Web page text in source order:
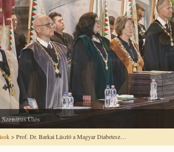
> Prof. Dr. Barkai László a Magyar Diabetesz…